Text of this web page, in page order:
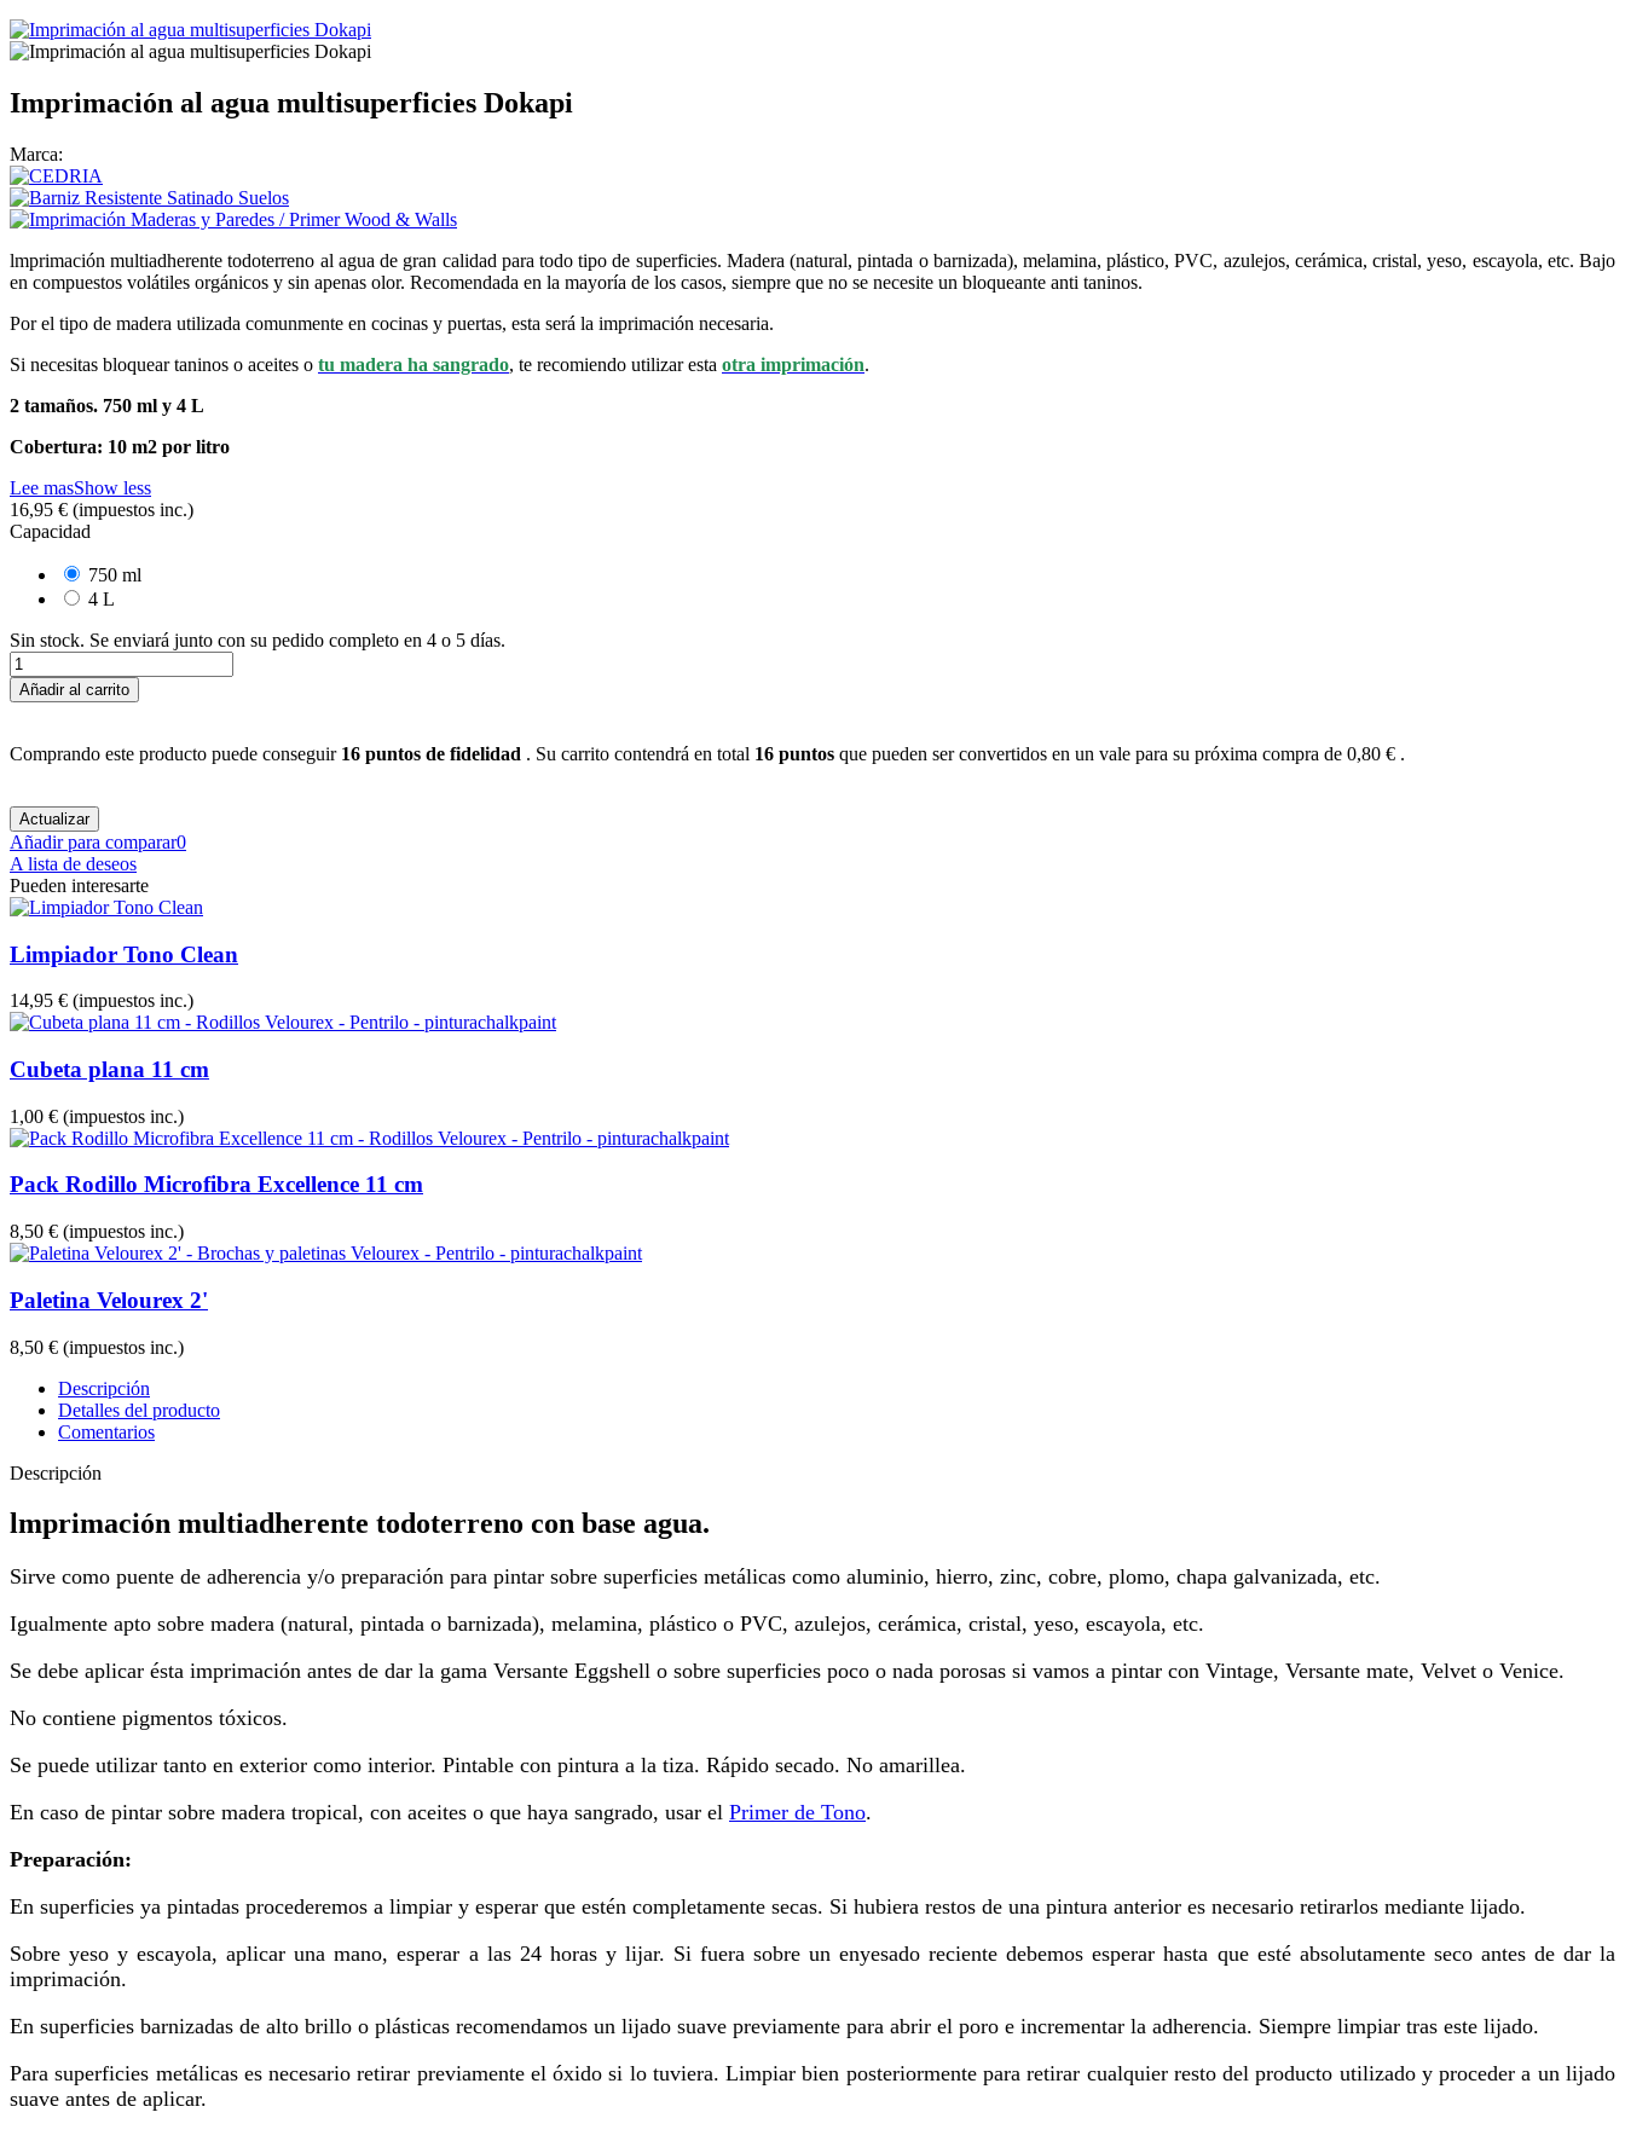
Imprimación al agua multisuperficies Dokapi
Marca:
lmprimación multiadherente todoterreno al agua de gran calidad para todo tipo de superficies. Madera (natural, pintada o barnizada), melamina, plástico, PVC, azulejos, cerámica, cristal, yeso, escayola, etc. Bajo
en compuestos volátiles orgánicos y sin apenas olor. Recomendada en la mayoría de los casos, siempre que no se necesite un bloqueante anti taninos.
Por el tipo de madera utilizada comunmente en cocinas y puertas, esta será la imprimación necesaria.
Si necesitas bloquear taninos o aceites o tu madera ha sangrado, te recomiendo utilizar esta otra imprimación.
2 tamaños. 750 ml y 4 L
Cobertura: 10 m2 por litro
Lee masShow less
16,95 € (impuestos inc.)
Capacidad
750 ml
4 L
Sin stock. Se enviará junto con su pedido completo en 4 o 5 días.
Añadir al carrito
Comprando este producto puede conseguir 16 puntos de fidelidad . Su carrito contendrá en total 16 puntos que pueden ser convertidos en un vale para su próxima compra de 0,80 € .
Añadir para comparar0
A lista de deseos
Pueden interesarte
Limpiador Tono Clean
14,95 € (impuestos inc.)
Cubeta plana 11 cm
1,00 € (impuestos inc.)
Pack Rodillo Microfibra Excellence 11 cm
8,50 € (impuestos inc.)
Paletina Velourex 2'
8,50 € (impuestos inc.)
Descripción
Detalles del producto
Comentarios
Descripción
lmprimación multiadherente todoterreno con base agua.
Sirve como puente de adherencia y/o preparación para pintar sobre superficies metálicas como aluminio, hierro, zinc, cobre, plomo, chapa galvanizada, etc.
Igualmente apto sobre madera (natural, pintada o barnizada), melamina, plástico o PVC, azulejos, cerámica, cristal, yeso, escayola, etc.
Se debe aplicar ésta imprimación antes de dar la gama Versante Eggshell o sobre superficies poco o nada porosas si vamos a pintar con Vintage, Versante mate, Velvet o Venice.
No contiene pigmentos tóxicos.
Se puede utilizar tanto en exterior como interior. Pintable con pintura a la tiza. Rápido secado. No amarillea.
En caso de pintar sobre madera tropical, con aceites o que haya sangrado, usar el Primer de Tono.
Preparación:
En superficies ya pintadas procederemos a limpiar y esperar que estén completamente secas. Si hubiera restos de una pintura anterior es necesario retirarlos mediante lijado.
Sobre yeso y escayola, aplicar una mano, esperar a las 24 horas y lijar. Si fuera sobre un enyesado reciente debemos esperar hasta que esté absolutamente seco antes de dar la
imprimación.
En superficies barnizadas de alto brillo o plásticas recomendamos un lijado suave previamente para abrir el poro e incrementar la adherencia. Siempre limpiar tras este lijado.
Para superficies metálicas es necesario retirar previamente el óxido si lo tuviera. Limpiar bien posteriormente para retirar cualquier resto del producto utilizado y proceder a un lijado
suave antes de aplicar.